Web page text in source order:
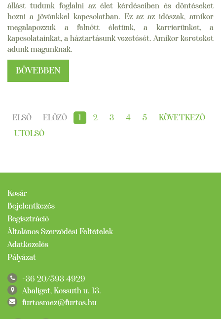
állást tudunk foglalni az élet kérdéseiben és döntéseket
hozni a jövőnkkel kapcsolatban. Ez az az időszak, amikor
megalapozzuk a felnőtt életünk, a karrierünket, a
kapcsolatainkat, a háztartásunk vezetését. Amikor kereteket
adunk magunknak.
BŐVEBBEN
ELSŐ ELŐZŐ 1 2 3 4 5
KÖVETKEZŐ
UTOLSÓ
Kosár
Bejelentkezés
Regisztráció
Általános Szerződési Feltételek
Adatkezelés
Pályázat
+36 20/593 4929
Abaliget, Kossuth u. 13.
furtosmez@furtos.hu